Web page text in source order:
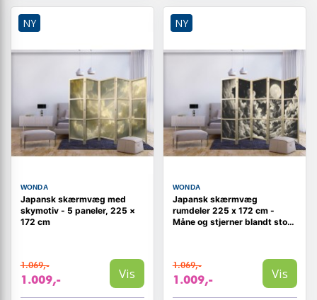
NY
WONDA
Japansk skærmvæg med
skymotiv - 5 paneler, 225 ×
172 cm
1.069,-
1.009,- Vis
NY
WONDA
Japansk skærmvæg
rumdeler 225 x 172 cm -
Måne og stjerner blandt store
1.069,-
1.009,- Vis